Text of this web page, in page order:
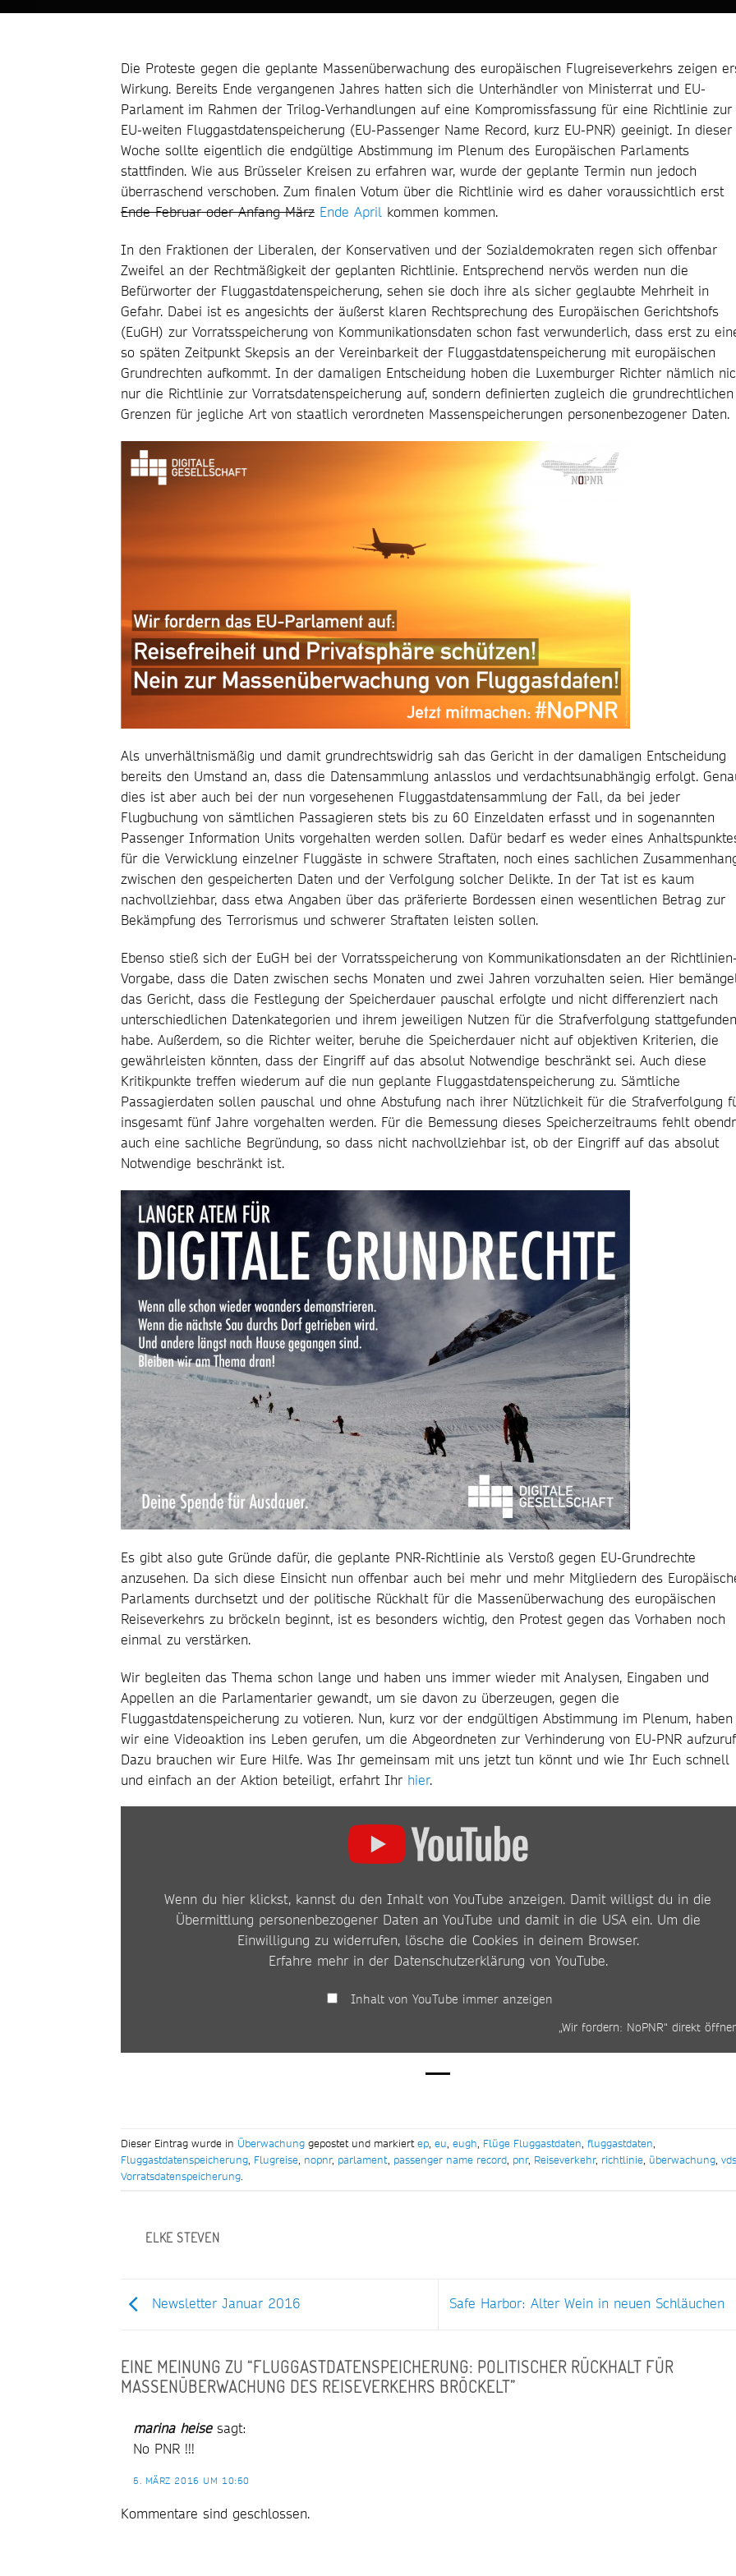
Die Proteste gegen die geplante Massenüberwachung des europäischen Flugreiseverkehrs zeigen
Wirkung. Bereits Ende vergangenen Jahres hatten sich die Unterhändler von Ministerrat und EU-
Parlament im Rahmen der Trilog-Verhandlungen auf eine Kompromissfassung für eine Richtlinie zur
EU-weiten Fluggastdatenspeicherung (EU-Passenger Name Record, kurz EU-PNR) geeinigt. In dieser
Woche sollte eigentlich die endgültige Abstimmung im Plenum des Europäischen Parlaments
stattfinden. Wie aus Brüsseler Kreisen zu erfahren war, wurde der geplante Termin nun jedoch
überraschend verschoben. Zum finalen Votum über die Richtlinie wird es daher voraussichtlich erst
Ende Februar oder Anfang März Ende April kommen kommen.
In den Fraktionen der Liberalen, der Konservativen und der Sozialdemokraten regen sich offenbar
Zweifel an der Rechtmäßigkeit der geplanten Richtlinie. Entsprechend nervös werden nun die
Befürworter der Fluggastdatenspeicherung, sehen sie doch ihre als sicher geglaubte Mehrheit in
Gefahr. Dabei ist es angesichts der äußerst klaren Rechtsprechung des Europäischen Gerichtshofs
(EuGH) zur Vorratsspeicherung von Kommunikationsdaten schon fast verwunderlich, dass erst zu
so späten Zeitpunkt Skepsis an der Vereinbarkeit der Fluggastdatenspeicherung mit europäischen
Grundrechten aufkommt. In der damaligen Entscheidung hoben die Luxemburger Richter nämlich
nur die Richtlinie zur Vorratsdatenspeicherung auf, sondern definierten zugleich die grundrechtlichen
Grenzen für jegliche Art von staatlich verordneten Massenspeicherungen personenbezogener Daten.
Als unverhältnismäßig und damit grundrechtswidrig sah das Gericht in der damaligen Entscheidung
bereits den Umstand an, dass die Datensammlung anlasslos und verdachtsunabhängig erfolgt.
dies ist aber auch bei der nun vorgesehenen Fluggastdatensammlung der Fall, da bei jeder
Flugbuchung von sämtlichen Passagieren stets bis zu 60 Einzeldaten erfasst und in sogenannten
Passenger Information Units vorgehalten werden sollen. Dafür bedarf es weder eines
für die Verwicklung einzelner Fluggäste in schwere Straftaten, noch eines sachlichen
zwischen den gespeicherten Daten und der Verfolgung solcher Delikte. In der Tat ist es kaum
nachvollziehbar, dass etwa Angaben über das präferierte Bordessen einen wesentlichen Betrag zur
Bekämpfung des Terrorismus und schwerer Straftaten leisten sollen.
Ebenso stieß sich der EuGH bei der Vorratsspeicherung von Kommunikationsdaten an der
Vorgabe, dass die Daten zwischen sechs Monaten und zwei Jahren vorzuhalten seien. Hier
das Gericht, dass die Festlegung der Speicherdauer pauschal erfolgte und nicht differenziert nach
unterschiedlichen Datenkategorien und ihrem jeweiligen Nutzen für die Strafverfolgung stattgefunden
habe. Außerdem, so die Richter weiter, beruhe die Speicherdauer nicht auf objektiven Kriterien, die
gewährleisten könnten, dass der Eingriff auf das absolut Notwendige beschränkt sei. Auch diese
Kritikpunkte treffen wiederum auf die nun geplante Fluggastdatenspeicherung zu. Sämtliche
Passagierdaten sollen pauschal und ohne Abstufung nach ihrer Nützlichkeit für die Strafverfolgung
insgesamt fünf Jahre vorgehalten werden. Für die Bemessung dieses Speicherzeitraums fehlt
auch eine sachliche Begründung, so dass nicht nachvollziehbar ist, ob der Eingriff auf das absolut
Notwendige beschränkt ist.
Es gibt also gute Gründe dafür, die geplante PNR-Richtlinie als Verstoß gegen EU-Grundrechte
anzusehen. Da sich diese Einsicht nun offenbar auch bei mehr und mehr Mitgliedern des
Parlaments durchsetzt und der politische Rückhalt für die Massenüberwachung des europäischen
Reiseverkehrs zu bröckeln beginnt, ist es besonders wichtig, den Protest gegen das Vorhaben noch
einmal zu verstärken.
Wir begleiten das Thema schon lange und haben uns immer wieder mit Analysen, Eingaben und
Appellen an die Parlamentarier gewandt, um sie davon zu überzeugen, gegen die
Fluggastdatenspeicherung zu votieren. Nun, kurz vor der endgültigen Abstimmung im Plenum, haben
wir eine Videoaktion ins Leben gerufen, um die Abgeordneten zur Verhinderung von EU-PNR
Dazu brauchen wir Eure Hilfe. Was Ihr gemeinsam mit uns jetzt tun könnt und wie Ihr Euch schnell
und einfach an der Aktion beteiligt, erfahrt Ihr hier.
Wenn du hier klickst, kannst du den Inhalt von YouTube anzeigen. Damit willigst du in die
Übermittlung personenbezogener Daten an YouTube und damit in die USA ein. Um die
Einwilligung zu widerrufen, lösche die Cookies in deinem Browser.
Erfahre mehr in der Datenschutzerklärung von YouTube.
Inhalt von YouTube immer anzeigen
„Wir fordern: NoPNR“ direkt
Dieser Eintrag wurde in Überwachung gepostet und markiertep, eu, eugh, Flüge Fluggastdaten, fluggastdaten,
Fluggastdatenspeicherung, Flugreise, nopnr, parlament, passenger name record, pnr, Reiseverkehr, richtlinie, überwachung, vds
Vorratsdatenspeicherung.
ELKE STEVEN
Newsletter Januar 2016 Safe Harbor: Alter Wein in neuen Schläuchen
EINE MEINUNG ZU “FLUGGASTDATENSPEICHERUNG: POLITISCHER RÜCKHALT FÜR
MASSENÜBERWACHUNG DES REISEVERKEHRS BRÖCKELT”
marina heise sagt:
No PNR !!!
5. MÄRZ 2016 UM 10:50
Kommentare sind geschlossen.